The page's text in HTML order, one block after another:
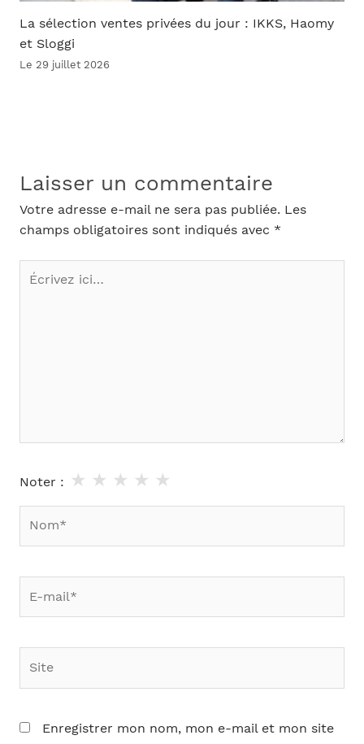
La sélection ventes privées du jour : IKKS, Haomy
et Sloggi
Le 29 juillet 2026
Laisser un commentaire
Votre adresse e-mail ne sera pas publiée. Les
champs obligatoires sont indiqués avec *
Écrivez
Noter : ★
★
★
★
★
mail*
Enregistrer mon nom, mon e-mail et mon site